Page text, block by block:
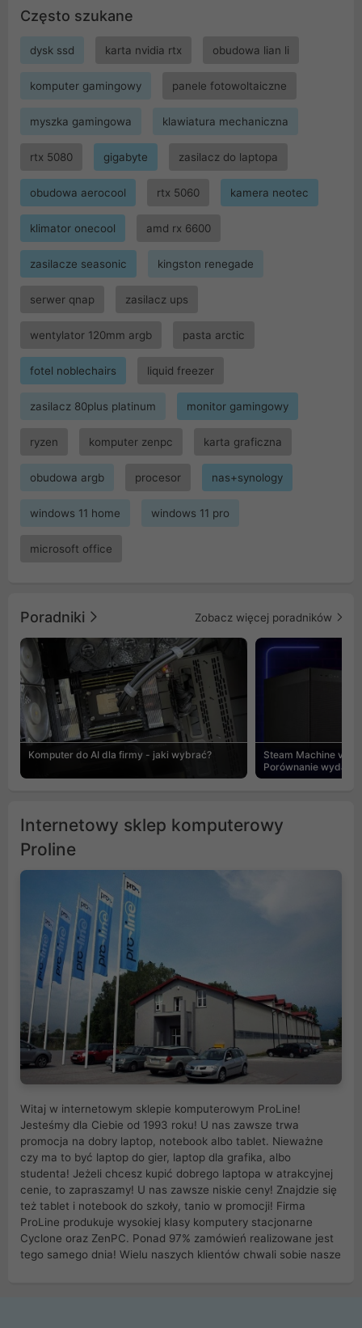
Często szukane
dysk ssd karta nvidia rtx obudowa lian li
komputer gamingowy panele fotowoltaiczne
myszka gamingowa klawiatura mechaniczna
rtx 5080 gigabyte zasilacz do laptopa
obudowa aerocool rtx 5060 kamera neotec
klimator onecool amd rx 6600
zasilacze seasonic kingston renegade
serwer qnap zasilacz ups
wentylator 120mm argb pasta arctic
fotel noblechairs liquid freezer
zasilacz 80plus platinum monitor gamingowy
ryzen komputer zenpc karta graficzna
obudowa argb procesor nas+synology
windows 11 home windows 11 pro
microsoft office
Poradniki Zobacz więcej poradników
Komputer do AI dla firmy - jaki wybrać?
Steam Machine vs
Porównanie
Internetowy sklep komputerowy
Proline
Witaj w internetowym sklepie komputerowym ProLine!
Jesteśmy dla Ciebie od 1993 roku! U nas zawsze trwa
promocja na dobry laptop, notebook albo tablet. Nieważne
czy ma to być laptop do gier, laptop dla grafika, albo
studenta! Jeżeli chcesz kupić dobrego laptopa w atrakcyjnej
cenie, to zapraszamy! U nas zawsze niskie ceny! Znajdzie się
też tablet i notebook do szkoły, tanio w promocji! Firma
ProLine produkuje wysokiej klasy komputery stacjonarne
Cyclone oraz ZenPC. Ponad 97% zamówień realizowane jest
tego samego dnia! Wielu naszych klientów chwali sobie nasze